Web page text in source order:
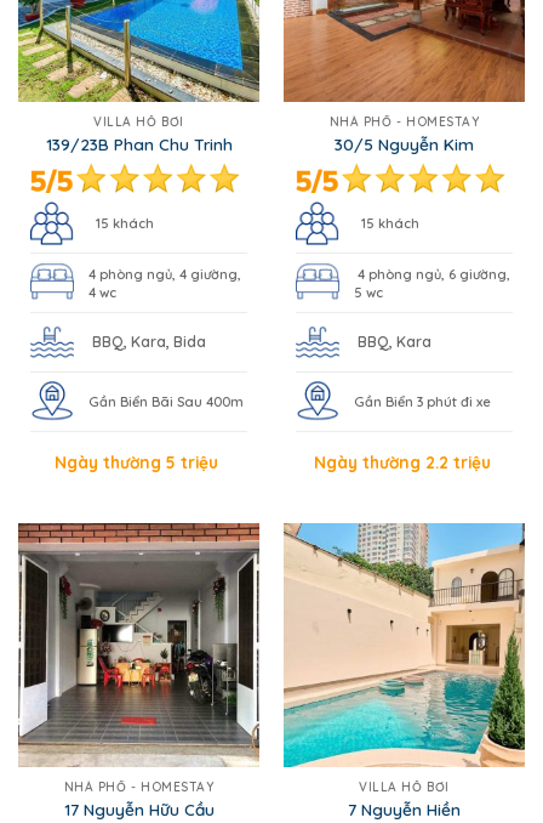
VILLA HỒ BƠI
139/23B Phan Chu Trinh
15 khách
4 phòng ngủ, 4 giường,
4 wc
BBQ, Kara, Bida
Gần Biển Bãi Sau 400m
Ngày thường 5 triệu
NHÀ PHỐ - HOMESTAY
30/5 Nguyễn Kim
15 khách
4 phòng ngủ, 6 giường,
5 wc
BBQ, Kara
Gần Biển 3 phút đi xe
Ngày thường 2.2 triệu
NHÀ PHỐ - HOMESTAY
17 Nguyễn Hữu Cầu
VILLA HỒ BƠI
7 Nguyễn Hiền